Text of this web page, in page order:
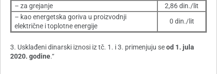
– za grejanje
2,86 din./lit
– kao energetska goriva u proizvodnji
električne i toplotne energije
0 din./lit
3. Usklađeni dinarski iznosi iz tč. 1. i 3. primenjuju seod 1. jula
2020. godine.“